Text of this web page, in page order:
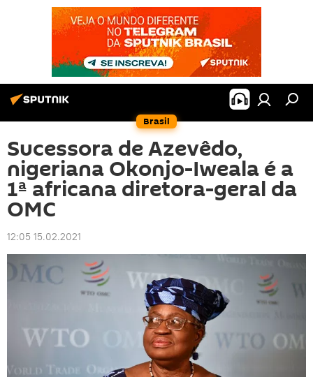
Brasil
Sucessora de Azevêdo,
nigeriana Okonjo-Iweala é a
1ª africana diretora-geral da
OMC
12:05 15.02.2021